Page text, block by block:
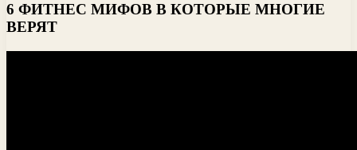
6 ФИТНЕС МИФОВ В КОТОРЫЕ МНОГИЕ
ВЕРЯТ